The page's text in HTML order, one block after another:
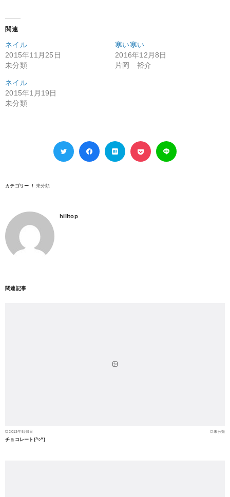
関連
ネイル
2015年11月25日
未分類
寒い寒い
2016年12月8日
片岡 裕介
ネイル
2015年1月19日
未分類
カテゴリー 未分類
hilltop
関連記事
2013年5月9日 未分類
チョコレート(^○^)